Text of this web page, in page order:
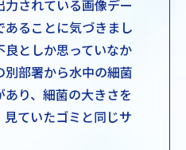
されている画像デー
ることに気づきまし
としか思っていなか
部署から水中の細菌
り、細菌の大きさを
ていたゴミと同じサ